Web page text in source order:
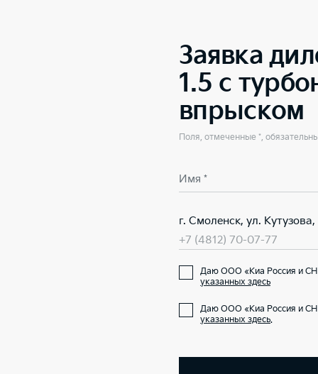
Заявка
1.5 с
впрыском
Поля, отмеченные *,
Имя *
г. Смоленск, ул.
+7 (4812) 70-07-77
Даю ООО «Киа Россия и
указанных здесь
Даю ООО «Киа Россия и
указанных здесь.